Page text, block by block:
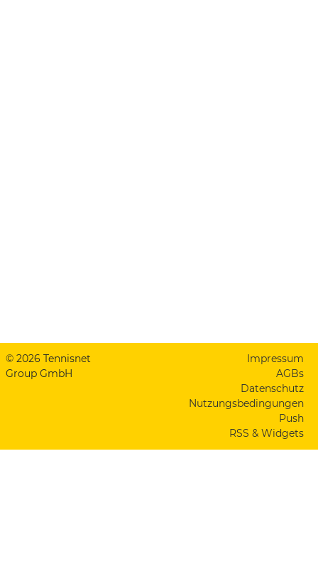
© 2026 Tennisnet
Group GmbH
Impressum
AGBs
Datenschutz
Nutzungsbedingungen
Push
RSS & Widgets